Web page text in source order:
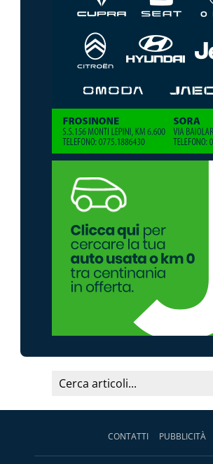
CONTATTI PUBBLICITÀ